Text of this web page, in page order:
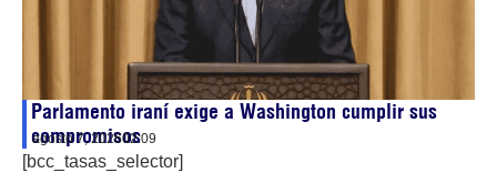
Parlamento iraní exige a Washington cumplir sus
compromisos
agosto 7, 202602:09
[bcc_tasas_selector]